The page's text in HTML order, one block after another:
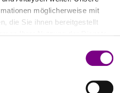
möglicherweise mit
die Sie ihnen bereitgestellt